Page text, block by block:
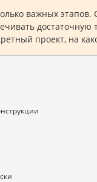
важных
достаточную
проект, на